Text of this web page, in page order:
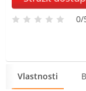
0/
Vlastnosti